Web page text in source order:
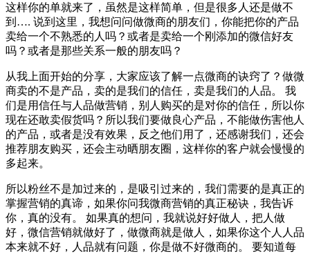
这样你的单就来了，虽然是这样简单，但是很多人还是做不
到…. 说到这里，我想问问做微商的朋友们，你能把你的产品
卖给一个不熟悉的人吗？或者是卖给一个刚添加的微信好友
吗？或者是那些关系一般的朋友吗？
从我上面开始的分享，大家应该了解一点微商的诀窍了？做微
商卖的不是产品，卖的是我们的信任，卖是我们的人品。 我
们是用信任与人品做营销，别人购买的是对你的信任，所以你
现在还敢卖假货吗？所以我们要做良心产品，不能做伤害他人
的产品，或者是没有效果，反之他们用了，还感谢我们，还会
推荐朋友购买，还会主动晒朋友圈，这样你的客户就会慢慢的
多起来。
所以粉丝不是加过来的，是吸引过来的，我们需要的是真正的
掌握营销的真谛，如果你问我微商营销的真正秘诀，我告诉
你，真的没有。 如果真的想问，我就说好好做人，把人做
好，微信营销就做好了，做微商就是做人，如果你这个人人品
本来就不好，人品就有问题，你是做不好微商的。 要知道每